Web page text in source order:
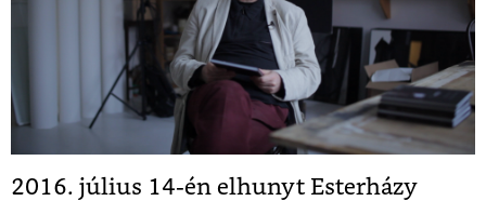
2016. július 14-én elhunyt Esterházy